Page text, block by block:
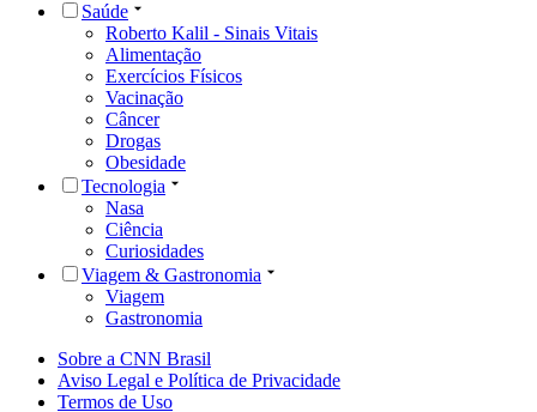
Saúde
Roberto Kalil - Sinais Vitais
Alimentação
Exercícios Físicos
Vacinação
Câncer
Drogas
Obesidade
Tecnologia
Nasa
Ciência
Curiosidades
Viagem & Gastronomia
Viagem
Gastronomia
Sobre a CNN Brasil
Aviso Legal e Política de Privacidade
Termos de Uso